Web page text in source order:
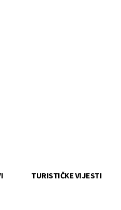
TURISTIČKE VIJESTI